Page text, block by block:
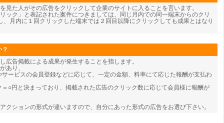
見た人がその広告をクリックして企業のサイトに入ることを言います。
ック」と表記された案件につきましては、同じ月内での同一端末からのクリ
、月内に１回クリックした端末では２回目以降にクリックしても成果とはなり
？
広告掲載による成果が発生することを指します。
あり、
ービスの会員登録などに応じて、一定の金額、料率にて応じた報酬が支払わ
○円と決まっており、掲載された広告のクリック数に応じて会員様に報酬が
クションの形式が違いますので、自分にあった形式の広告をお選び下さい。